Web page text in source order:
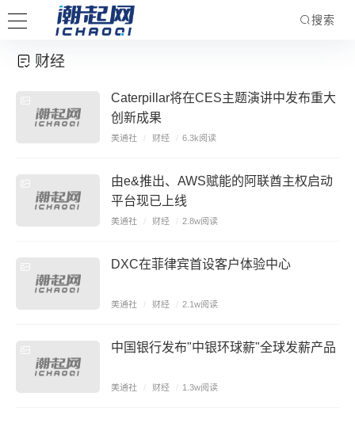
搜索
财经
Caterpillar将在CES主题演讲中发布重大
创新成果
美通社 / 财经 / 6.3k阅读
由e&推出、AWS赋能的阿联酋主权启动
平台现已上线
美通社 / 财经 / 2.8w阅读
DXC在菲律宾首设客户体验中心
美通社 / 财经 / 2.1w阅读
中国银行发布"中银环球薪"全球发薪产品
美通社 / 财经 / 1.3w阅读